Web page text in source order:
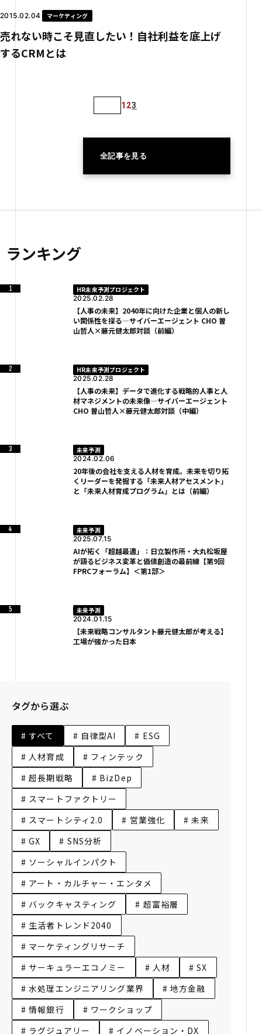
2015.02.04 マーケティング
売れない時こそ見直したい！自社利益を底上げ
するCRMとは
1 23
全記事を見る
ランキング
HR未来予測プロジェクト
2025.02.28
【人事の未来】2040年に向けた企業と個人の新し
い関係性を探る―サイバーエージェント CHO 曽
山哲人×藤元健太郎対談（前編）
HR未来予測プロジェクト
2025.02.28
【人事の未来】データで進化する戦略的人事と人
材マネジメントの未来像―サイバーエージェント
CHO 曽山哲人×藤元健太郎対談（中編）
未来予測
2024.02.06
20年後の会社を支える人材を育成。未来を切り拓
くリーダーを発掘する「未来人材アセスメント」
と「未来人材育成プログラム」とは（前編）
未来予測
2025.07.15
AIが拓く「超越最適」：日立製作所・大丸松坂屋
が語るビジネス変革と価値創造の最前線【第9回
FPRCフォーラム】＜第1部＞
未来予測
2024.01.15
【未来戦略コンサルタント藤元健太郎が考える】
工場が強かった日本
タグから選ぶ
# すべて # 自律型AI
# ESG
# 人材育成
# フィンテック
# 超長期戦略
# BizDep
# スマートファクトリー
# スマートシティ2.0
# 営業強化
# 未来
# GX
# SNS分析
# ソーシャルインパクト
# アート・カルチャー・エンタメ
# バックキャスティング
# 超富裕層
# 生活者トレンド2040
# マーケティングリサーチ
# サーキュラーエコノミー
# 人材
# SX
# 水処理エンジニアリング業界
# 地方金融
# 情報銀行
# ワークショップ
# ラグジュアリー
# イノベーション・DX